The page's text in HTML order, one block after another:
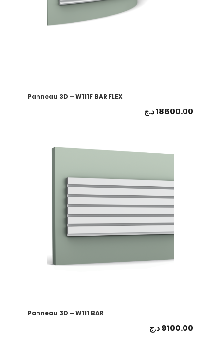
Panneau 3D – W111F BAR FLEX
18600.00د.ج
Panneau 3D – W111 BAR
9100.00د.ج